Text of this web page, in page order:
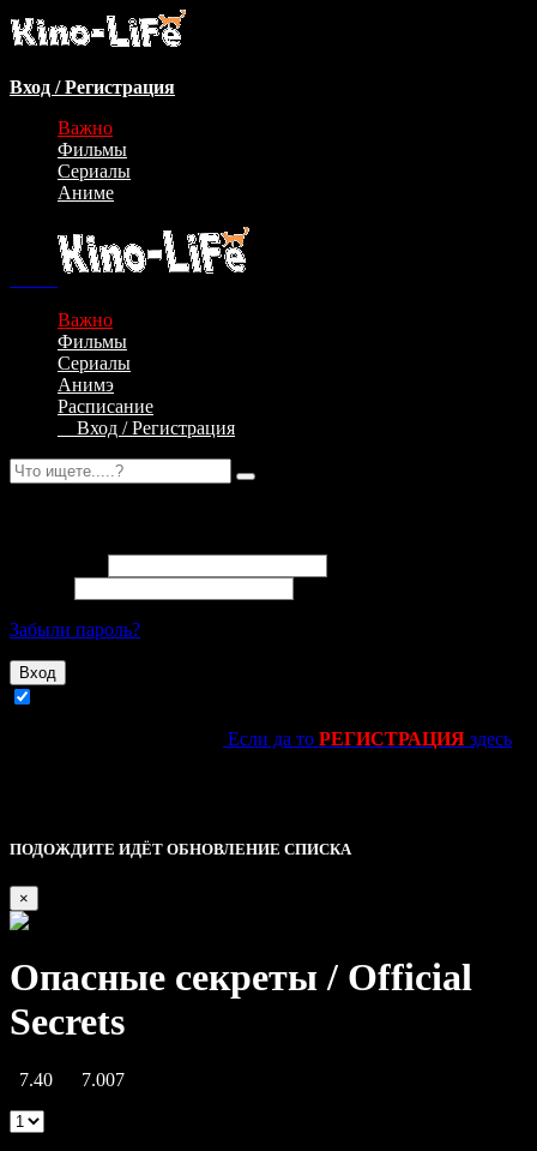
Вход / Регистрация
Важно
Фильмы
Сериалы
Аниме
Важно
Фильмы
Сериалы
Анимэ
Расписание
Вход / Регистрация
Забыли пароль?
Вход
Если да то РЕГИСТРАЦИЯ здесь
ПОДОЖДИТЕ ИДЁТ ОБНОВЛЕНИЕ СПИСКА
×
Описание
Опасные секреты / Official
Secrets
7.40
7.007